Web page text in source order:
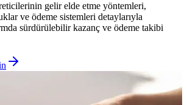
gelir elde etme yöntemleri,
ve ödeme sistemleri detaylarıyla
sürdürülebilir kazanç ve ödeme takibi